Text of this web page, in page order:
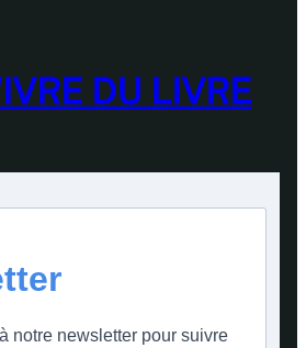
DU LIVRE
notre newsletter pour suivre